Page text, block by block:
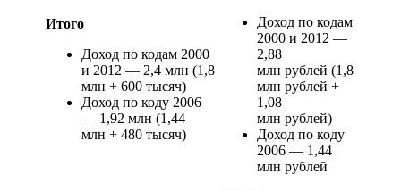
Итого
Доход по кодам 2000
и 2012 — 2,4 млн (1,8
млн + 600 тысяч)
Доход по коду 2006
— 1,92 млн (1,44
млн + 480 тысяч)
Доход по кодам
2000 и 2012 —
2,88
млн рублей (1,8
млн рублей +
1,08
млн рублей)
Доход по коду
2006 — 1,44
млн рублей